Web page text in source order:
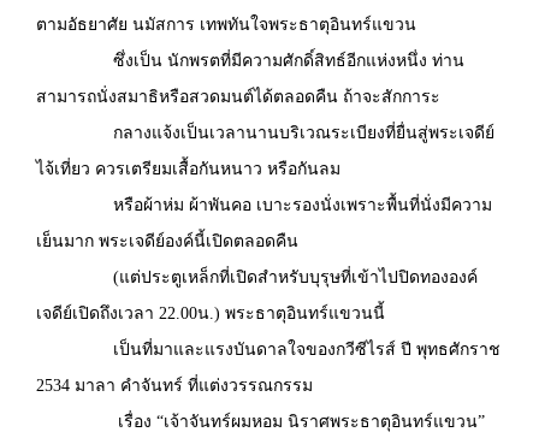
ตามอัธยาศัย นมัสการ เทพทันใจพระธาตุอินทร์แขวน
ซึ่งเป็น นักพรตที่มีความศักดิ์สิทธ์อีกแห่งหนึ่ง ท่าน
สามารถนั่งสมาธิหรือสวดมนต์ได้ตลอดคืน ถ้าจะสักการะ
กลางแจ้งเป็นเวลานานบริเวณระเบียงที่ยื่นสู่พระเจดีย์
ไจ้เที่ยว ควรเตรียมเสื้อกันหนาว หรือกันลม
หรือผ้าห่ม ผ้าพันคอ เบาะรองนั่งเพราะพื้นที่นั่งมีความ
เย็นมาก พระเจดีย์องค์นี้เปิดตลอดคืน
(แต่ประตูเหล็กที่เปิดสำหรับบุรุษที่เข้าไปปิดทององค์
เจดีย์เปิดถึงเวลา 22.00น.) พระธาตุอินทร์แขวนนี้
เป็นที่มาและแรงบันดาลใจของกวีซีไรส์ ปี พุทธศักราช
2534 มาลา คำจันทร์ ที่แต่งวรรณกรรม
เรื่อง “เจ้าจันทร์ผมหอม นิราศพระธาตุอินทร์แขวน”